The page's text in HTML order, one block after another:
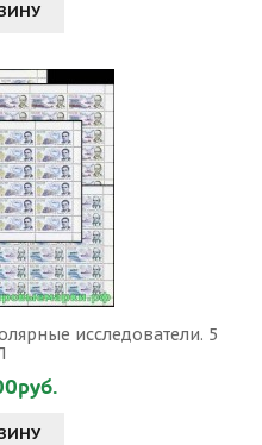
исследователи. 5